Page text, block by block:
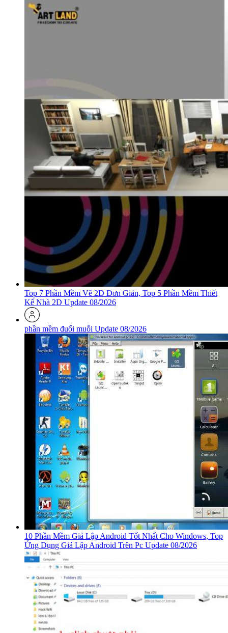
Top 7 Phần Mềm Vẽ 2D Đơn Giản, Top 5 Phần Mềm Thiết
Kế Nhà 2D Update 08/2026
phần mềm đuổi muỗi Update 08/2026
10 Phần Mềm Giả Lập Android Tốt Nhất Cho Windows, Top
Ứng Dụng Giả Lập Android Trên Pc Update 08/2026